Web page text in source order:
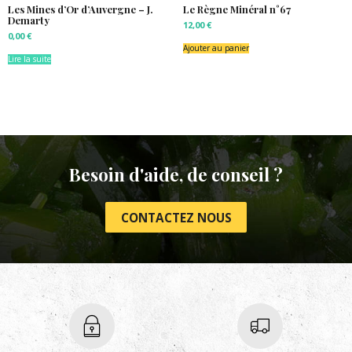
Les Mines d’Or d’Auvergne – J.
Demarty
0,00€
Lire la suite
Le Règne Minéral n°67
12,00€
Ajouter au panier
Besoin d'aide, de conseil ?
CONTACTEZ NOUS